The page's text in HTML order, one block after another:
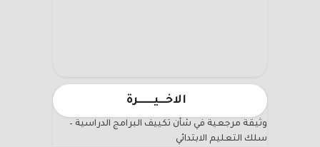
الاخـــيـــــــرة
وثيقة مرجعية في شأن تكييف البرامج الدراسية –
سلك التعليم الابتدائي